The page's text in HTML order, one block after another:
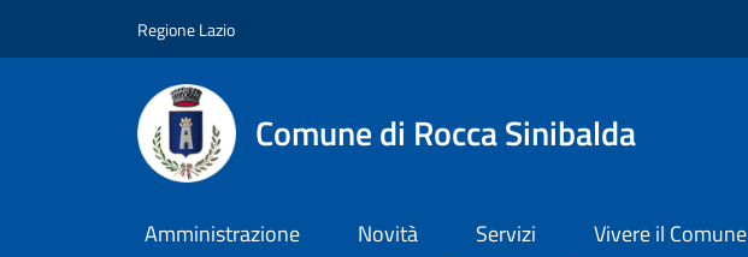
Regione Lazio
Comune di Rocca Sinibalda
Amministrazione Novità Servizi Vivere il Comune